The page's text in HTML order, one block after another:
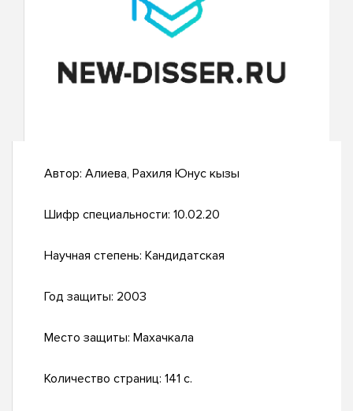
Автор: Алиева, Рахиля Юнус кызы
Шифр специальности: 10.02.20
Научная степень: Кандидатская
Год защиты: 2003
Место защиты: Махачкала
Количество страниц: 141 с.